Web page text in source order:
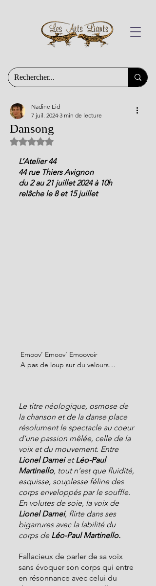
Dansong
Nadine Eid
7 juil. 2024 3 min de lecture
Noté NaN étoiles sur 5.
L’Atelier 44
44 rue Thiers Avignon
du 2 au 21 juillet 2024 à 10h
relâche le 8 et 15 juillet
Emoov’ Emoov’ Emoovoir
A pas de loup sur du velours…
Le titre néologique, osmose de
la chanson et de la danse place
résolument le spectacle au coeur
d’une passion mêlée, celle de la
voix et du mouvement. Entre
Lionel Damei et Léo-Paul
Martinello, tout n’est que fluidité,
esquisse, souplesse féline des
corps enveloppés par le souffle.
En volutes de soie, la voix de
Lionel Damei, flirte dans ses
bigarrures avec la labilité du
corps de Léo-Paul Martinello.
Fallacieux de parler de sa voix
sans évoquer son corps qui entre
en résonnance avec celui du